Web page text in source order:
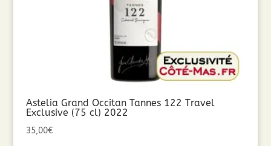
Astelia Grand Occitan Tannes 122 Travel
Exclusive (75 cl) 2022
35,00€